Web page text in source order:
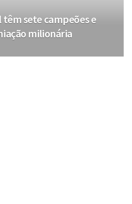
sete campeões e
milionária